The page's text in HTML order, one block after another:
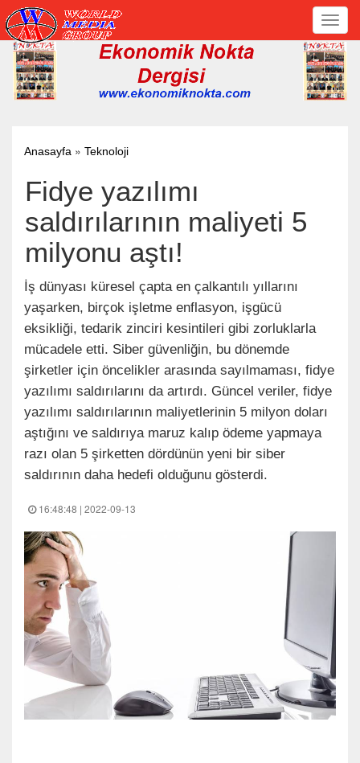
Anasayfa » Teknoloji
Fidye yazılımı
saldırılarının maliyeti 5
milyonu aştı!
İş dünyası küresel çapta en çalkantılı yıllarını
yaşarken, birçok işletme enflasyon, işgücü
eksikliği, tedarik zinciri kesintileri gibi zorluklarla
mücadele etti. Siber güvenliğin, bu dönemde
şirketler için öncelikler arasında sayılmaması, fidye
yazılımı saldırılarını da artırdı. Güncel veriler, fidye
yazılımı saldırılarının maliyetlerinin 5 milyon doları
aştığını ve saldırıya maruz kalıp ödeme yapmaya
razı olan 5 şirketten dördünün yeni bir siber
saldırının daha hedefi olduğunu gösterdi.
16:48:48 | 2022-09-13